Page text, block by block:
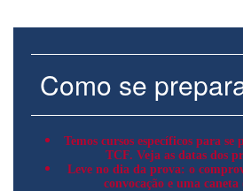
Como se
Temos cursos específicos para
TCF. Veja as datas dos
Leve no dia da prova: o
convocação e uma